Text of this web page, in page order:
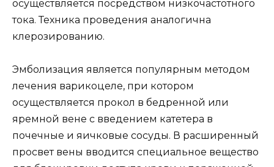
осуществляется посредством низкочастотного
тока. Техника проведения аналогична
клерозированию.
Эмболизация является популярным методом
лечения варикоцеле, при котором
осуществляется прокол в бедренной или
яремной вене с введением катетера в
почечные и яичковые сосуды. В расширенный
просвет вены вводится специальное вещество